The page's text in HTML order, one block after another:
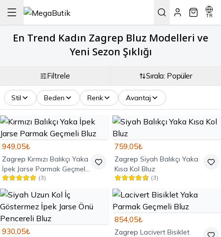
TR
En Trend Kadın Zagrep Bluz Modelleri ve
Yeni Sezon Şıklığı
Filtrele Sırala: Popüler
Stil Beden Renk Avantaj
949,05₺
Zagrep Kırmızı Balıkçı Yaka
İpek Jarse Parmak Geçmeli
Bluz
(3)
759,05₺
Zagrep Siyah Balıkçı Yaka
Kısa Kol Bluz
(3)
930,05₺
854,05₺
Zagrep Lacivert Bisiklet